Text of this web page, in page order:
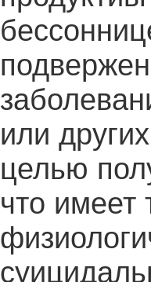
или
целью
что имеет